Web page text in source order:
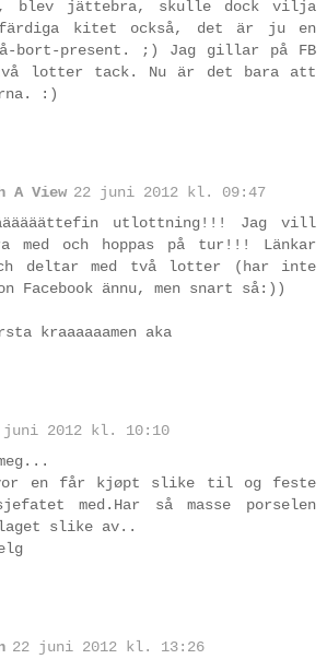
blev jättebra, skulle dock vilja
kitet också, det är ju en
bort-present. ;) Jag gillar på FB
lotter tack. Nu är det bara att
:)
A View 22 juni 2012 kl. 09:47
utlottning!!! Jag vill
med och hoppas på tur!!! Länkar
deltar med två lotter (har inte
Facebook ännu, men snart så:))
kraaaaaamen aka
juni 2012 kl. 10:10
en får kjøpt slike til og feste
med.Har så masse porselen
slike av..
22 juni 2012 kl. 13:26